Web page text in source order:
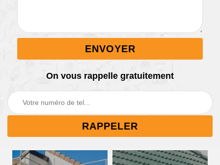
On vous rappelle gratuitement